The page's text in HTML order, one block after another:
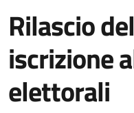
Rilascio
iscrizione
elettorali